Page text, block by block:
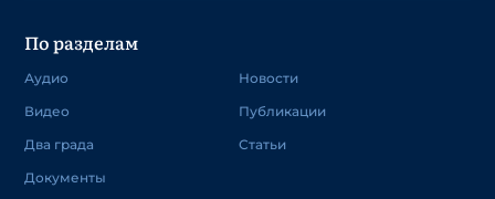
По разделам
Аудио
Видео
Два града
Документы
Новости
Публикации
Статьи